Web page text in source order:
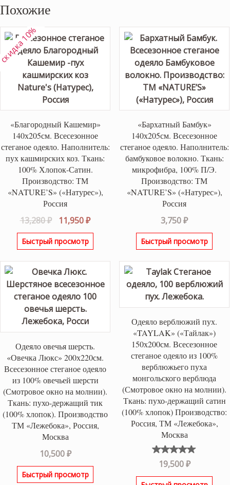
Похожие
«Благородный Кашемир»
140х205см. Всесезонное
стеганое одеяло. Наполнитель:
пух кашмирских коз. Ткань:
100% Хлопок-Сатин.
Производство: ТМ
«NATURE’S» («Натурес»),
Россия
13,280₽
Первоначальная
цена
составляла
11,950₽Текущая
цена:
Быстрый просмотр
10%
«Бархатный Бамбук»
140х205см. Всесезонное
стеганое одеяло. Наполнитель:
бамбуковое волокно. Ткань:
микрофибра, 100% П/Э.
Производство: ТМ
«NATURE’S» («Натурес»),
Россия
3,750₽
Быстрый просмотр
Одеяло овечья шерсть.
«Овечка Люкс» 200х220см.
Всесезонное стеганое одеяло
из 100% овечьей шерсти
(Смотровое окно на молнии).
Ткань: пухо-держащий тик
(100% хлопок). Производство
ТМ «Лежебока», Россия,
Москва
10,500₽
Быстрый просмотр
Одеяло верблюжий пух.
«TAYLAK» («Тайлак»)
150х200см. Всесезонное
стеганое одеяло из 100%
верблюжьего пуха
монгольского верблюда
(Смотровое окно на молнии).
Ткань: пухо-держащий сатин
(100% хлопок) Производство:
Россия, ТМ «Лежебока»,
Москва
Оценка
5.00из
5
19,500₽